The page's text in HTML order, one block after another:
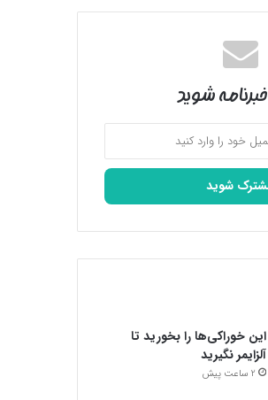
شوید
این خوراکی‌ها را بخورید تا
آلزایمر نگیرید
2 ساعت پیش